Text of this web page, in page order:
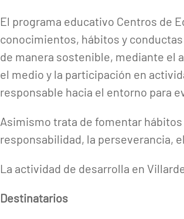
El programa educativo Centros de
conocimientos, hábitos y
de manera sostenible, mediante el
el medio y la participación en
responsable hacia el entorno para
Asimismo trata de fomentar
responsabilidad, la perseverancia,
La actividad de desarrolla en
Destinatarios